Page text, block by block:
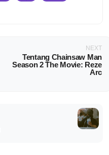
NEXT
Tentang Chainsaw Man
Season 2 The Movie: Reze
Arc